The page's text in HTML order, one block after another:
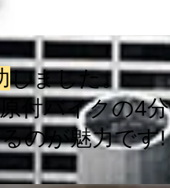
しました。
付バイクの4分
のが魅力です!